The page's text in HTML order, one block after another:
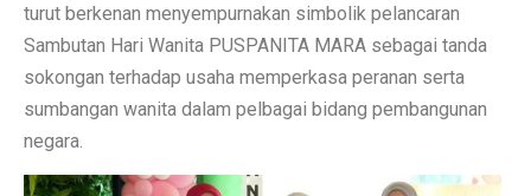
turut berkenan menyempurnakan simbolik pelancaran
Sambutan Hari Wanita PUSPANITA MARA sebagai tanda
sokongan terhadap usaha memperkasa peranan serta
sumbangan wanita dalam pelbagai bidang pembangunan
negara.